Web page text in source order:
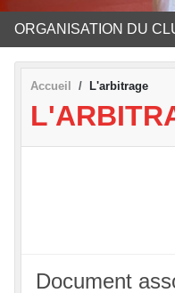
ORGANISATION DU
Accueil L'arbitrage
Document